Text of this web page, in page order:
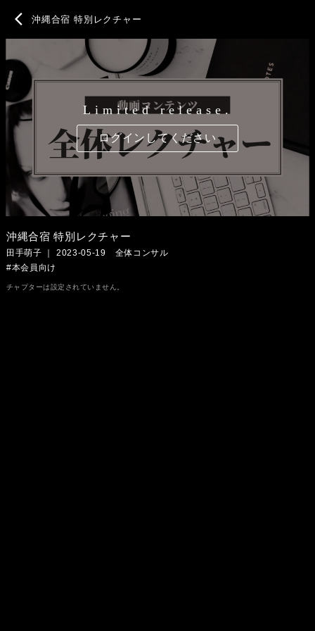
chevron_left 沖縄合宿 特別レクチャー
Limited release.
ログインしてください
沖縄合宿 特別レクチャー
田手萌子 ｜ 2023-05-19 全体コンサル
#本会員向け
チャプターは設定されていません。